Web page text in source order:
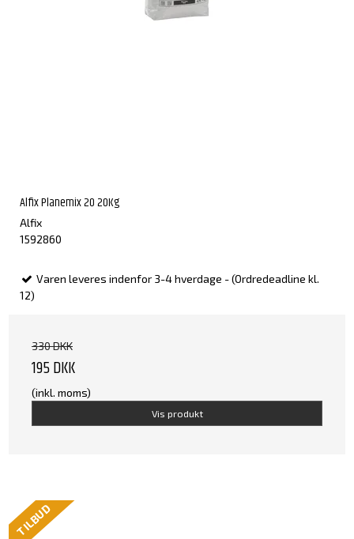
Alfix Planemix 20 20Kg
Alfix
1592860
Varen leveres indenfor 3-4 hverdage - (Ordredeadline kl.
12)
330 DKK
195 DKK
(inkl. moms)
Vis produkt
TILBUD